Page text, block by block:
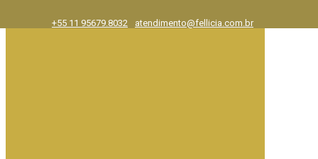
+55 11 95679.8032 atendimento@fellicia.com.br